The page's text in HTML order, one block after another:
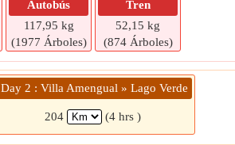
Autobús
117,95 kg
(1977 Árboles)
Tren
52,15 kg
(874 Árboles)
Day 2 : Villa Amengual » Lago Verde
204 (4 hrs )